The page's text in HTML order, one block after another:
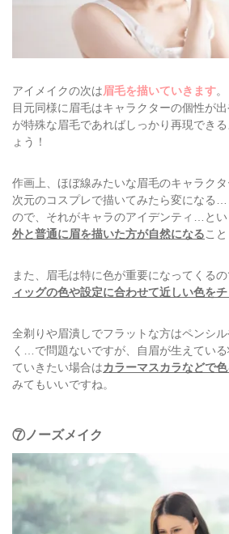
アイメイクの次は眉毛を描いていきます。
目元同様に眉毛はキャラクターの個性が
が特殊な眉毛であればしっかり再現でき
ょう！
作画上、ほぼ線みたいな眉毛のキャラク
次元のコスプレで描いてみたら変になる
ので、それがキャラのアイデンティ…と
外と普通に眉を描いた方が自然になるこ
また、眉毛は特に色が重要になってくるの
ィッグの色や設定に合わせて近しい色を
全剃りや眉潰しでフラットな方はペンシ
く…で問題ないですが、自眉が生えてい
ていきたい場合はカラーマスカラなどで
みてもいいですね。
⑦ノーズメイク